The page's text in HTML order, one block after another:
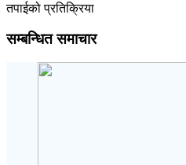
तपाईको प्रतिक्रिया
सम्बन्धित समाचार